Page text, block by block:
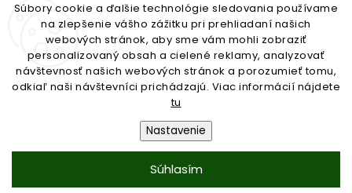
Súbory cookie a ďalšie technológie sledovania používame
na zlepšenie vášho zážitku pri prehliadaní našich
webových stránok, aby sme vám mohli zobraziť
personalizovaný obsah a cielené reklamy, analyzovať
návštevnosť našich webových stránok a porozumieť tomu,
odkiaľ naši návštevníci prichádzajú. Viac informácií nájdete
tu
Nastavenie
Súhlasím
open-gate.cz montazpohonu.sk
open-gate.sk. Všetky práva vyhradené.